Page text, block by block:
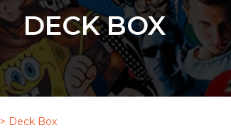
DECK BOX
> Deck Box